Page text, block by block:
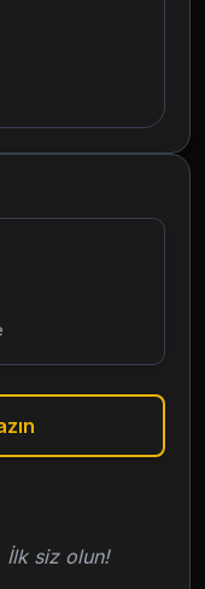
İlk siz olun!